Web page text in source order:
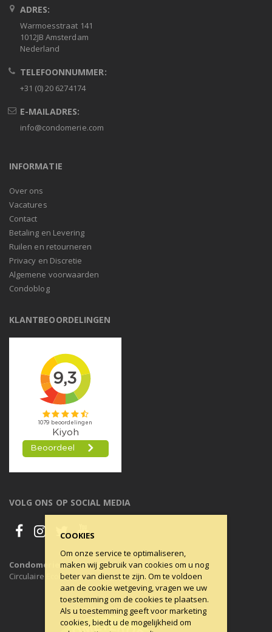
ADRES:
Warmoesstraat 141
1012JB Amsterdam
Nederland
TELEFOONNUMMER:
+31 (0) 20 6274174
E-MAILADRES:
info@condomerie.com
INFORMATIE
Over ons
Vacatures
Contact
Betaling en Levering
Ruilen en retourneren
Privacy en Discretie
Algemene voorwaarden
Condoblog
KLANTBEOORDELINGEN
VOLG ONS OP SOCIAL MEDIA
Condomerie is 100% CO2-neutraal, al sinds 2011
Circulaire Economie ons uitgangspunt.
COOKIES
Om onze service te optimaliseren,
maken wij gebruik van cookies om u nog
beter van dienst te zijn. Om te voldoen
aan de cookie wetgeving, vragen we uw
toestemming om de cookies te plaatsen.
Als u toestemming geeft voor marketing
cookies, biedt u de mogelijkheid om